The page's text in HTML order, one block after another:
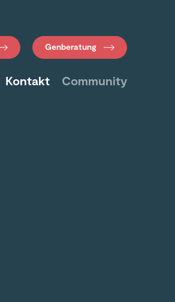
Genberatung
Kontakt Community